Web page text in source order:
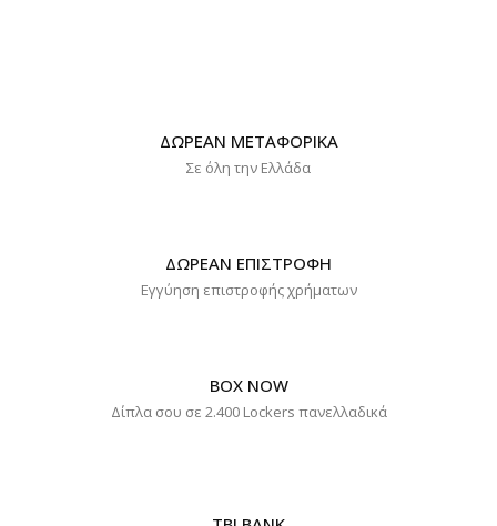
ΔΩΡΕΑΝ ΜΕΤΑΦΟΡΙΚΑ
Σε όλη την Ελλάδα
ΔΩΡΕΑΝ ΕΠΙΣΤΡΟΦΗ
Εγγύηση επιστροφής χρήματων
BOX NOW
Δίπλα σου σε 2.400 Lockers πανελλαδικά